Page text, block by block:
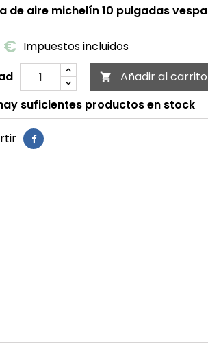
de aire michelín 10 pulgadas vespa
€ Impuestos incluidos

Añadir al carrito
suficientes productos en stock